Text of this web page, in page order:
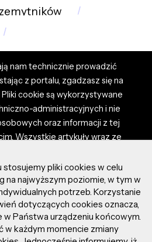
nam technicznie prowadzić
z portalu, zgadzasz się na
cookie są wykorzystywane
administracyjnych i nie
oraz informacji z tej
Wszystkie artykuły wraz ze
dostępnymi na portalu są
Administrator i właściciel
odpowiedzialności za tresci
autorów artykułów. Dodając
z regulaminem portalu oraz
za wszystkie materiały
Ciebie na stronie altao.pl.
pliki cookies w celu
na najwyższym poziomie, w tym w
potrzeb. Korzystanie
dotyczących cookies oznacza,
w Państwa urządzeniu końcowym.
każdym momencie zmiany